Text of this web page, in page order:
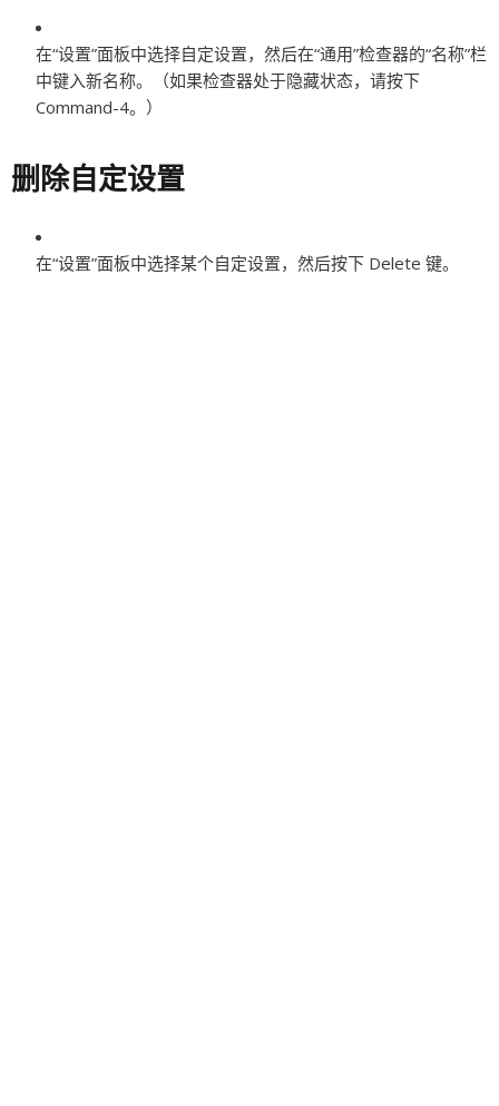
在“设置”面板中选择自定设置，然后在“通用”检查器的“名称”栏
中键入新名称。（如果检查器处于隐藏状态，请按下
Command-4。）
删除自定设置
在“设置”面板中选择某个自定设置，然后按下 Delete 键。